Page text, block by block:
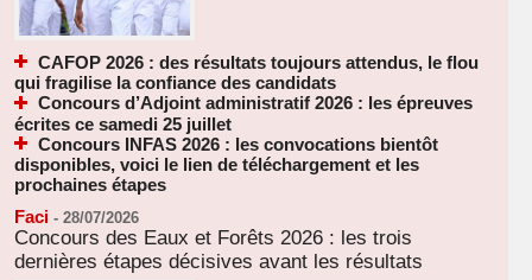
CAFOP 2026 : des résultats toujours attendus, le flou
qui fragilise la confiance des candidats
Concours d’Adjoint administratif 2026 : les épreuves
écrites ce samedi 25 juillet
Concours INFAS 2026 : les convocations bientôt
disponibles, voici le lien de téléchargement et les
prochaines étapes
Faci - 28/07/2026
Concours des Eaux et Forêts 2026 : les trois
dernières étapes décisives avant les résultats